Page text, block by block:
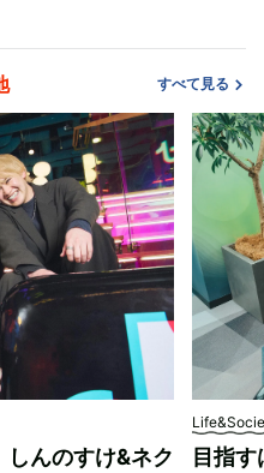
すべて見る
んのすけ&ネク
目指